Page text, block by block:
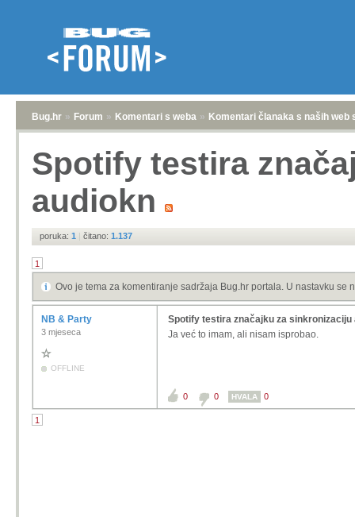
Bug.hr » Forum » Komentari s weba » Komentari članaka s naših web
Spotify testira
audiokn
poruka: 1 | čitano: 1.137
1
Ovo je tema za komentiranje sadržaja Bug.hr portala. U nastavku se
NB & Party
3 mjeseca
OFFLINE
Spotify testira značajku za sinkronizaciju
Ja već to imam, ali nisam isprobao.
0 0 HVALA 0
1